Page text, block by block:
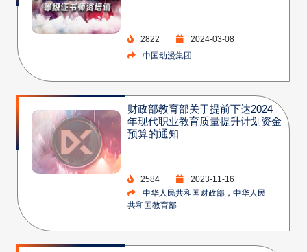
2822
2024-03-08
中国动漫集团
财政部教育部关于提前下达2024
年现代职业教育质量提升计划资金
预算的通知
2584
2023-11-16
中华人民共和国财政部，中华人民
共和国教育部